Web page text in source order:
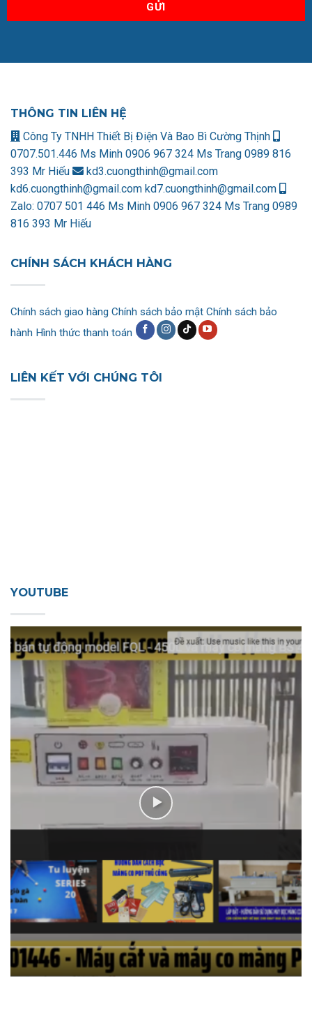
THÔNG TIN LIÊN HỆ
Công Ty TNHH Thiết Bị Điện Và Bao Bì Cường Thịnh
0707.501.446 Ms Minh 0906 967 324 Ms Trang 0989 816
393 Mr Hiếu
kd3.cuongthinh@gmail.com
kd6.cuongthinh@gmail.com kd7.cuongthinh@gmail.com
Zalo: 0707 501 446 Ms Minh 0906 967 324 Ms Trang 0989
816 393 Mr Hiếu
CHÍNH SÁCH KHÁCH HÀNG
Chính sách giao hàng Chính sách bảo mật Chính sách bảo
hành Hình thức thanh toán
LIÊN KẾT VỚI CHÚNG TÔI
YOUTUBE